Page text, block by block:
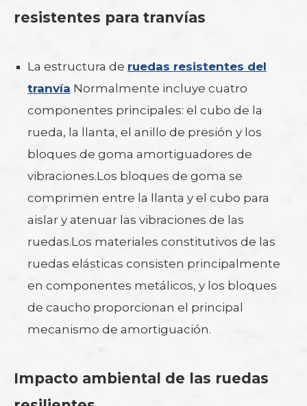
resistentes para tranvías
La estructura de ruedas resistentes del
tranvía Normalmente incluye cuatro
componentes principales: el cubo de la
rueda, la llanta, el anillo de presión y los
bloques de goma amortiguadores de
vibraciones.Los bloques de goma se
comprimen entre la llanta y el cubo para
aislar y atenuar las vibraciones de las
ruedas.Los materiales constitutivos de las
ruedas elásticas consisten principalmente
en componentes metálicos, y los bloques
de caucho proporcionan el principal
mecanismo de amortiguación.
Impacto ambiental de las ruedas